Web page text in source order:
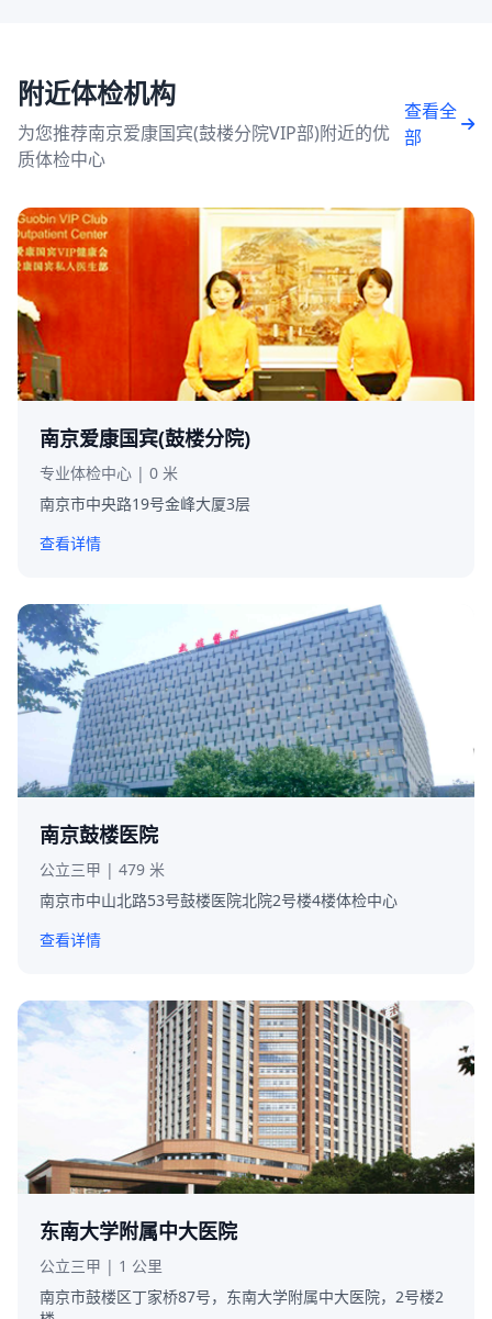
附近体检机构
为您推荐南京爱康国宾(鼓楼分院VIP部)附近的优
质体检中心
查看全
部
南京爱康国宾(鼓楼分院)
专业体检中心 | 0 米
南京市中央路19号金峰大厦3层
查看详情
南京鼓楼医院
公立三甲 | 479 米
南京市中山北路53号鼓楼医院北院2号楼4楼体检中心
查看详情
东南大学附属中大医院
公立三甲 | 1 公里
南京市鼓楼区丁家桥87号，东南大学附属中大医院，2号楼2